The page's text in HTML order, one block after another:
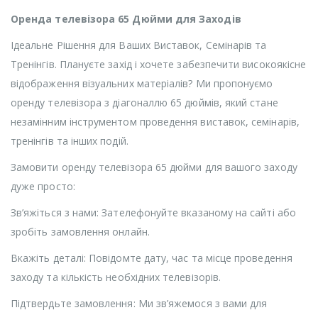
Оренда телевізора 65 Дюйми для Заходів
Ідеальне Рішення для Ваших Виставок, Семінарів та
Тренінгів. Плануєте захід і хочете забезпечити високоякісне
відображення візуальних матеріалів? Ми пропонуємо
оренду телевізора з діагоналлю 65 дюймів, який стане
незамінним інструментом проведення виставок, семінарів,
тренінгів та інших подій.
Замовити оренду телевізора 65 дюйми для вашого заходу
дуже просто:
Зв’яжіться з нами: Зателефонуйте вказаному на сайті або
зробіть замовлення онлайн.
Вкажіть деталі: Повідомте дату, час та місце проведення
заходу та кількість необхідних телевізорів.
Підтвердьте замовлення: Ми зв’яжемося з вами для